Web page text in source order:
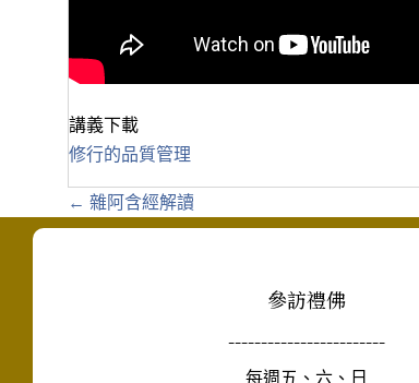
講義下載
修行的品質管理
Posts
← 雜阿含經解讀
參訪禮佛
------------------------
每週五、六、日